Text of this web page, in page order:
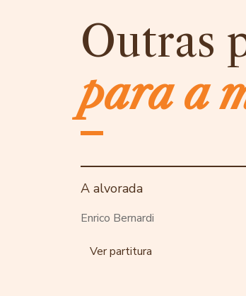
Outras
para a
A alvorada
Enrico Bernardi
Ver partitura